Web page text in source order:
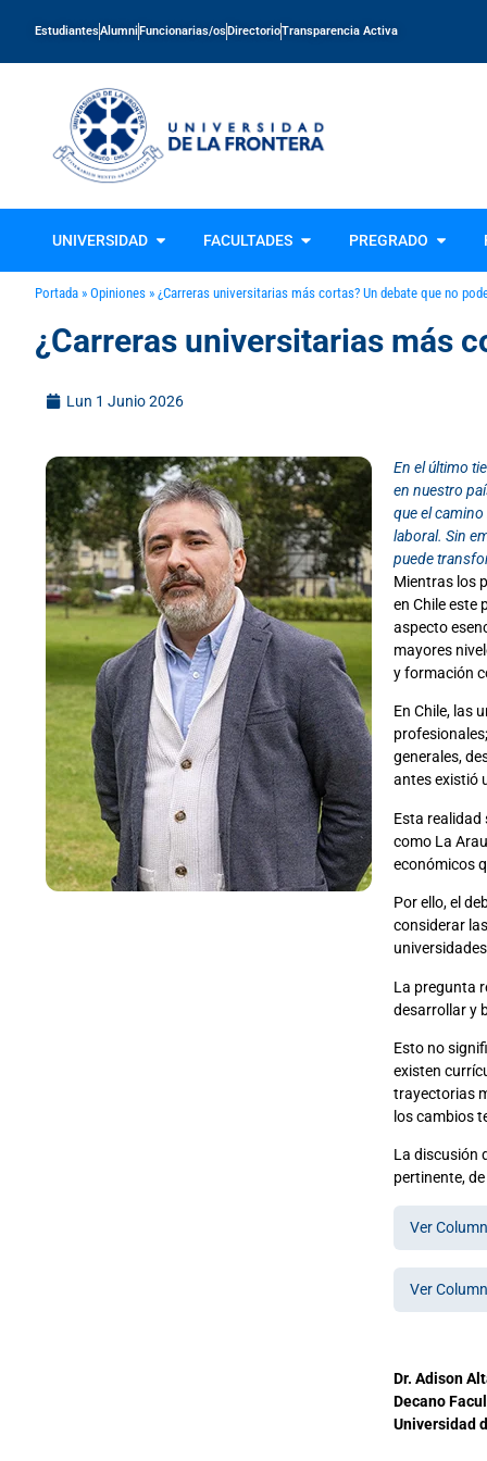
EstudiantesAlumniFuncionarias/osDirectorioTransparencia Activa
UNIVERSIDAD FACULTADES PREGRADO
Portada » Opiniones » ¿Carreras universitarias más cortas? Un debate que no
¿Carreras universitarias más
Lun 1 Junio 2026
En el último
en nuestro
que el
laboral. Sin
puede
Mientras los
en Chile este
aspecto
mayores
y formación
En Chile, las
generales,
antes existió
Esta realidad
como La
económicos
Por ello, el
considerar
La pregunta
desarrollar y
Esto no
existen
trayectorias
los cambios
La discusión
pertinente,
Ver
Ver
Dr. Adison
Decano
Universidad